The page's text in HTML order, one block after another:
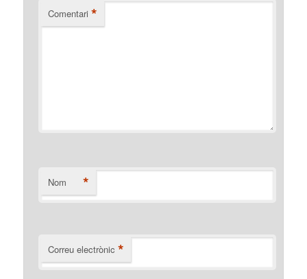
Comentari *
Nom *
Correu electrònic *